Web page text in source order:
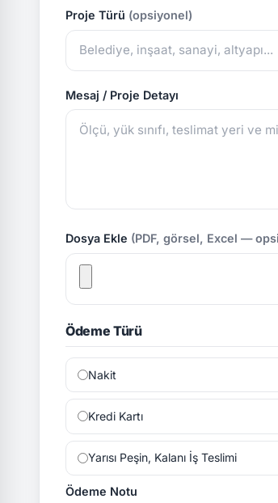
Proje Türü (opsiyonel)
Mesaj / Proje Detayı
Dosya Ekle (PDF, görsel, Excel —
Ödeme Türü
Nakit
Kredi Kartı
Yarısı Peşin, Kalanı İş Teslimi
Ödeme Notu